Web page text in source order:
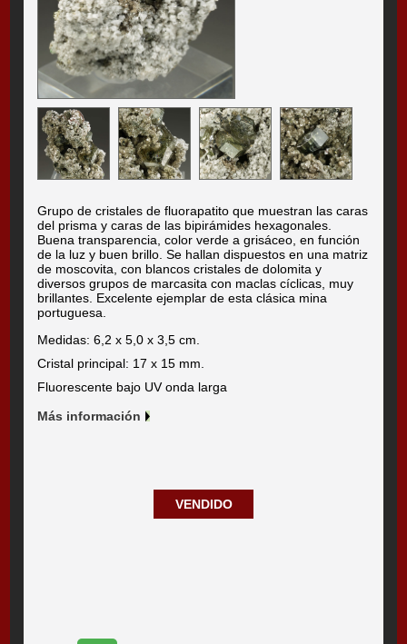
Grupo de cristales de fluorapatito que muestran las caras
del prisma y caras de las bipirámides hexagonales.
Buena transparencia, color verde a grisáceo, en función
de la luz y buen brillo. Se hallan dispuestos en una matriz
de moscovita, con blancos cristales de dolomita y
diversos grupos de marcasita con maclas cíclicas, muy
brillantes. Excelente ejemplar de esta clásica mina
portuguesa.
Medidas: 6,2 x 5,0 x 3,5 cm.
Cristal principal: 17 x 15 mm.
Fluorescente bajo UV onda larga
Más información
VENDIDO